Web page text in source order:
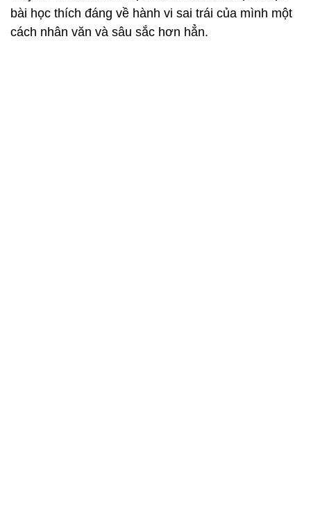
bài học thích đáng về hành vi sai trái của mình một
cách nhân văn và sâu sắc hơn hẳn.